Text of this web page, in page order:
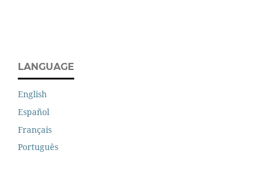
LANGUAGE
English
Español
Français
Português